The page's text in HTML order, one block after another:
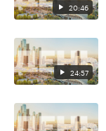
20:46
24:57